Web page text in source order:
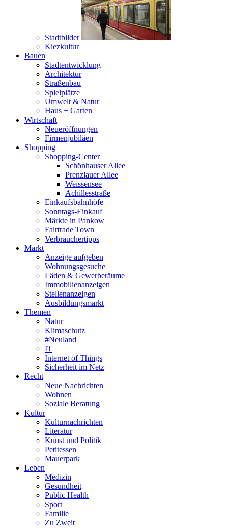
Stadtbilder
Kiezkultur
Bauen
Stadtentwicklung
Architektur
Straßenbau
Spielplätze
Umwelt & Natur
Haus + Garten
Wirtschaft
Neueröffnungen
Firmenjubiläen
Shopping
Shopping-Center
Schönhauser Allee
Prenzlauer Allee
Weissensee
Achillesstraße
Einkaufsbahnhöfe
Sonntags-Einkauf
Märkte in Pankow
Fairtrade Town
Verbrauchertipps
Markt
Anzeige aufgeben
Wohnungsgesuche
Läden & Gewerberäume
Immobilienanzeigen
Stellenanzeigen
Ausbildungsmarkt
Themen
Natur
Klimaschutz
#Neuland
IT
Internet of Things
Sicherheit im Netz
Recht
Neue Nachrichten
Wohnen
Soziale Beratung
Kultur
Kulturnachrichten
Literatur
Kunst und Politik
Petitessen
Mauerpark
Leben
Medizin
Gesundheit
Public Health
Sport
Familie
Zu Zweit